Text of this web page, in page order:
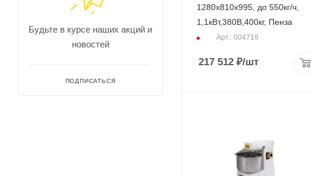
1280х810х995, до 550кг/ч,
1,1кВт,380В,400кг, Пенза
Арт.: 004719
217 512 ₽/шт
Будьте в курсе наших акций и
новостей
ПОДПИСАТЬСЯ